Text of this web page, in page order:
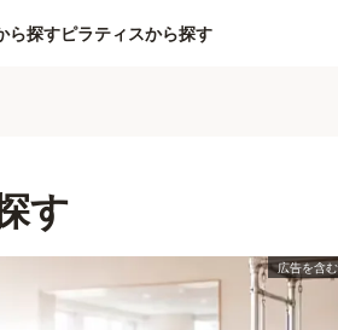
ら探すピラティスから探す
す